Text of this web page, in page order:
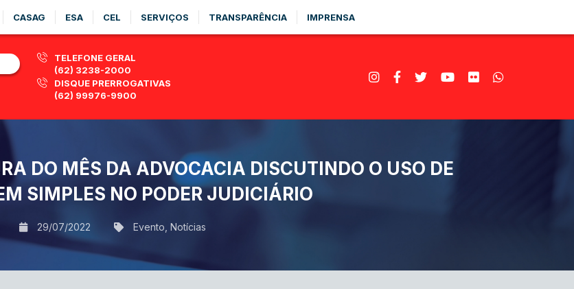
CASAG ESA CEL SERVIÇOS TRANSPARÊNCIA IMPRENSA
TELEFONE GERAL
(62) 3238-2000
DISQUE PRERROGATIVAS
(62) 99976-9900
DO MÊS DA ADVOCACIA DISCUTINDO O USO DE
SIMPLES NO PODER JUDICIÁRIO
29/07/2022 Evento Notícias